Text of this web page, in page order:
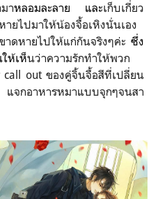
าหลอมละลาย และเก็บเกี่ยว
ยไปมาให้น้องจื้อเหิงนั่นเอง
าดหายไปให้แก่กันจริงๆค่ะ ซึ่ง
ห้เห็นว่าความรักทำให้พวก
call out ของคู่จิ้นจื้อสีที่เปลี่ยน
อาหารหมาแบบจุกๆจนสา